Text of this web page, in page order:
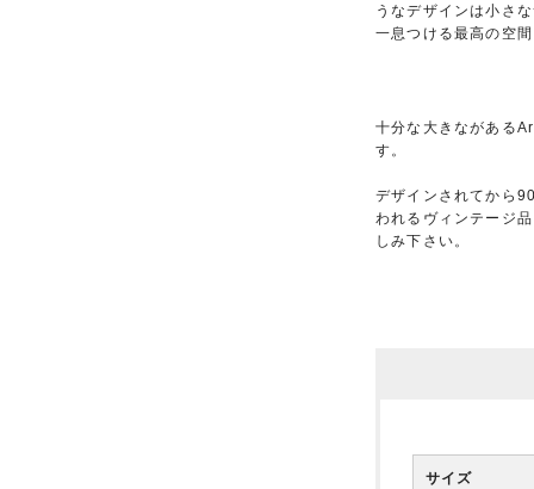
うなデザインは小さ
一息つける最高の空
十分な大きながある
す。
デザインされてから
われるヴィンテージ
しみ下さい。
サイズ